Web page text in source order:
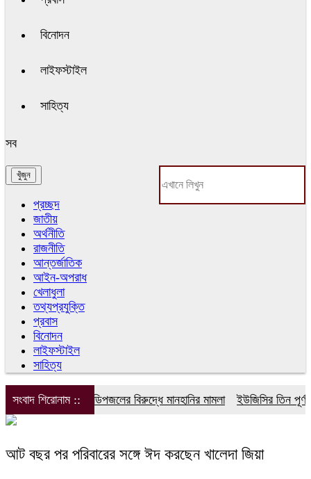
বিনোদন
লাইফস্টাইল
সাহিত্য
সব
প্রচ্ছদ
জাতীয়
অর্থনীতি
রাজনীতি
আন্তর্জাতিক
আইন-অপরাধ
খেলাধুলা
তথ্যপ্রযুক্তি
প্রবাস
বিনোদন
লাইফস্টাইল
সাহিত্য
সংবাদ শিরোনাম :: ডিপজলের বিরুদ্ধে মানহানির মামলা ইউজিসির তিন
আট বছর পর পরিবারের সঙ্গে ঈদ করছেন খালেদা জিয়া